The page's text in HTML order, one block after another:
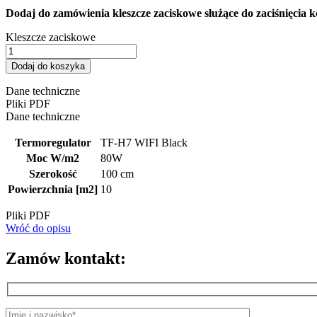
Dodaj do zamówienia kleszcze zaciskowe służące do zaciśnięcia
Kleszcze zaciskowe
Dodaj do koszyka
Dane techniczne
Pliki PDF
Dane techniczne
Termoregulator
TF-H7 WIFI Black
Moc W/m2
80W
Szerokość
100 cm
Powierzchnia [m2] 10
Pliki PDF
Wróć do opisu
Zamów kontakt: